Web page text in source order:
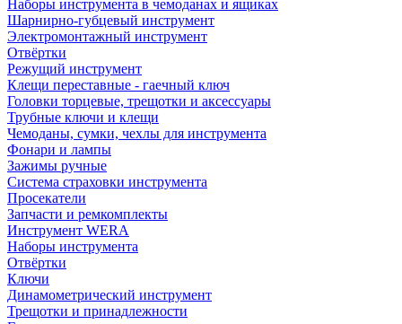
Наборы инструмента в чемоданах и ящиках
Шарнирно-губцевый инструмент
Электромонтажный инструмент
Отвёртки
Режущий инструмент
Клещи переставные - гаечный ключ
Головки торцевые, трещотки и аксессуары
Трубные ключи и клещи
Чемоданы, сумки, чехлы для инструмента
Фонари и лампы
Зажимы ручные
Система страховки инструмента
Просекатели
Запчасти и ремкомплекты
Инструмент WERA
Наборы инструмента
Отвёртки
Ключи
Динамометрический инструмент
Трещотки и принадлежности